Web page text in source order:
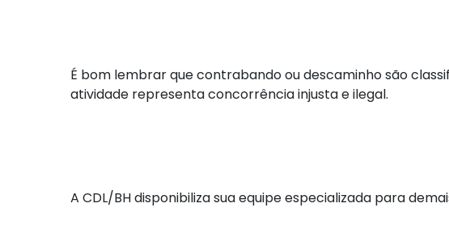
É bom lembrar que contrabando ou descaminho são
atividade representa concorrência injusta e ilegal.
A CDL/BH disponibiliza sua equipe especializada para